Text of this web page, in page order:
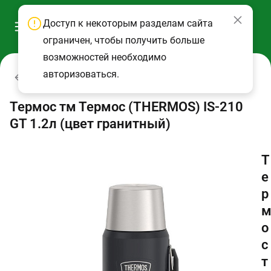
Термосы
Термос тм Термос (THERMOS) IS-210
GT 1.2л (цвет гранитный)
Т
е
р
м
о
с
т
Доступ к некоторым разделам сайта
ограничен, чтобы получить больше
возможностей необходимо
авторизоваться.